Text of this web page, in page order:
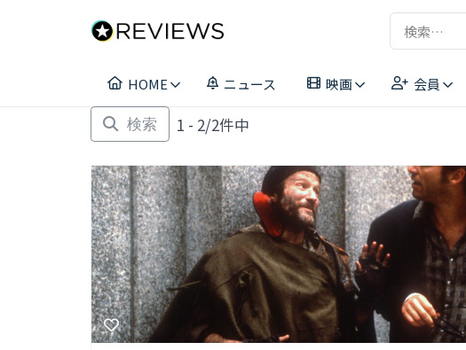
検
索:
HOME ニュース 映画 会員
リーダー
検索 1 - 2/2件中